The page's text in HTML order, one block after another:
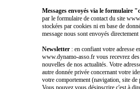
Messages envoyés via le formulaire
par le formulaire de contact du site
stockées par cookies ni en base de
message nous sont envoyés directement
Newsletter : en confiant votre adresse
www.dynamo-asso.fr vous recevrez
nouvelles de nos actualités. Votre
autre donnée privée concernant votre
votre comportement (navigation, site de